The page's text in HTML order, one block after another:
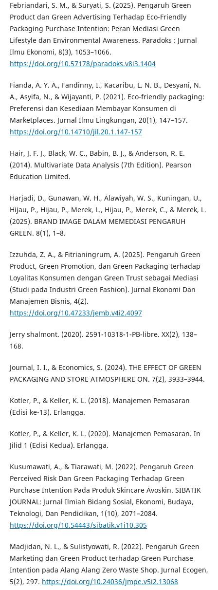
Febriandari, S. M., & Suryati, S. (2025). Pengaruh Green
Product dan Green Advertising Terhadap Eco-Friendly
Packaging Purchase Intention: Peran Mediasi Green
Lifestyle dan Environmental Awareness. Paradoks : Jurnal
Ilmu Ekonomi, 8(3), 1053–1066.
https://doi.org/10.57178/paradoks.v8i3.1404
Fianda, A. Y. A., Fandinny, I., Kacaribu, L. N. B., Desyani, N.
A., Asyifa, N., & Wijayanti, P. (2021). Eco-friendly packaging:
Preferensi dan Kesediaan Membayar Konsumen di
Marketplaces. Jurnal Ilmu Lingkungan, 20(1), 147–157.
https://doi.org/10.14710/jil.20.1.147-157
Hair, J. F. J., Black, W. C., Babin, B. J., & Anderson, R. E.
(2014). Multivariate Data Analysis (7th Edition). Pearson
Education Limited.
Harjadi, D., Gunawan, W. H., Alawiyah, W. S., Kuningan, U.,
Hijau, P., Hijau, P., Merek, L., Hijau, P., Merek, C., & Merek, L.
(2025). BRAND IMAGE DALAM MEMEDIASI PENGARUH
GREEN. 8(1), 1–8.
Izzuhda, Z. A., & Fitrianingrum, A. (2025). Pengaruh Green
Product, Green Promotion, dan Green Packaging terhadap
Loyalitas Konsumen dengan Green Trust sebagai Mediasi
(Studi pada Industri Green Fashion). Jurnal Ekonomi Dan
Manajemen Bisnis, 4(2).
https://doi.org/10.47233/jemb.v4i2.4097
Jerry shalmont. (2020). 2591-10318-1-PB-libre. XX(2), 138–
168.
Journal, I. I., & Economics, S. (2024). THE EFFECT OF GREEN
PACKAGING AND STORE ATMOSPHERE ON. 7(2), 3933–3944.
Kotler, P., & Keller, K. L. (2018). Manajemen Pemasaran
(Edisi ke-13). Erlangga.
Kotler, P., & Keller, K. L. (2020). Manajemen Pemasaran. In
Jilid 1 (Edisi Kedua). Erlangga.
Kusumawati, A., & Tiarawati, M. (2022). Pengaruh Green
Perceived Risk Dan Green Packaging Terhadap Green
Purchase Intention Pada Produk Skincare Avoskin. SIBATIK
JOURNAL: Jurnal Ilmiah Bidang Sosial, Ekonomi, Budaya,
Teknologi, Dan Pendidikan, 1(10), 2071–2084.
https://doi.org/10.54443/sibatik.v1i10.305
Madjidan, N. L., & Sulistyowati, R. (2022). Pengaruh Green
Marketing dan Green Product terhadap Green Purchase
Intention pada Alang Alang Zero Waste Shop. Jurnal Ecogen,
5(2), 297. https://doi.org/10.24036/jmpe.v5i2.13068